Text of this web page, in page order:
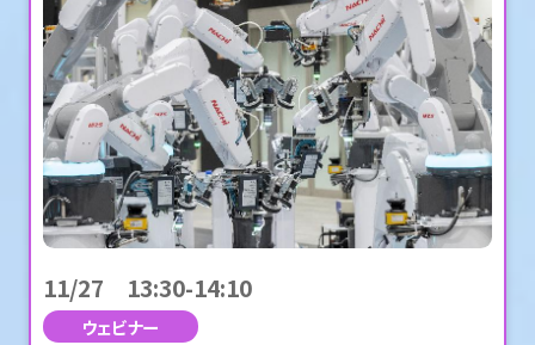
11/27 13:30-14:10
ウェビナー